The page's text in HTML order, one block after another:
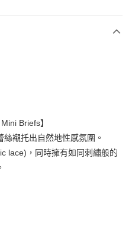
台北富邦商業銀行
兆豐國際商業銀行
台中商業銀行
配客嘉循環箱包裝寄出
Briefs】
襯托出自然地性感氛圍。
lace)，同時擁有如同刺繡般的